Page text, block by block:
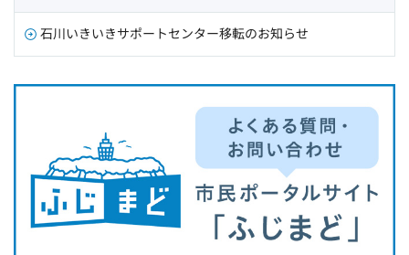
石川いきいきサポートセンター移転のお知らせ